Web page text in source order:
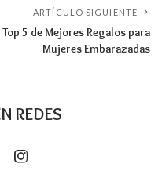
ARTÍCULO SIGUIENTE
Top 5 de Mejores Regalos para
Mujeres Embarazadas
REDES